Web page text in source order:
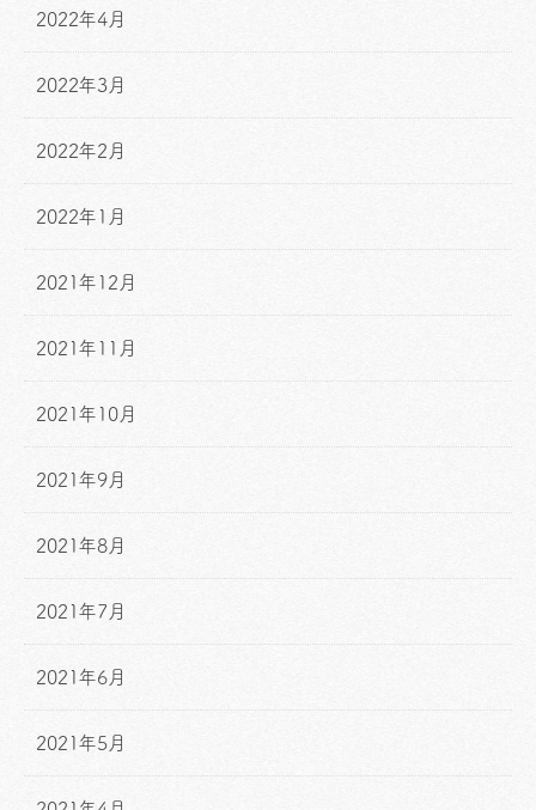
2022年4月
2022年3月
2022年2月
2022年1月
2021年12月
2021年11月
2021年10月
2021年9月
2021年8月
2021年7月
2021年6月
2021年5月